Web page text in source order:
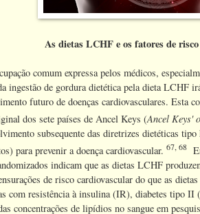
As dietas LCHF e os fatores de
comum expressa pelos médicos,
ingestão de gordura dietética pela dieta LCHF
futuro de doenças cardiovasculares. Esta
dos sete países de Ancel Keys (Ancel Keys'
subsequente das diretrizes dietéticas
para prevenir a doença cardiovascular. 67, 68
indicam que as dietas LCHF
de risco cardiovascular do que as
com resistência à insulina (IR), diabetes tipo
concentrações de lipídios no sangue em